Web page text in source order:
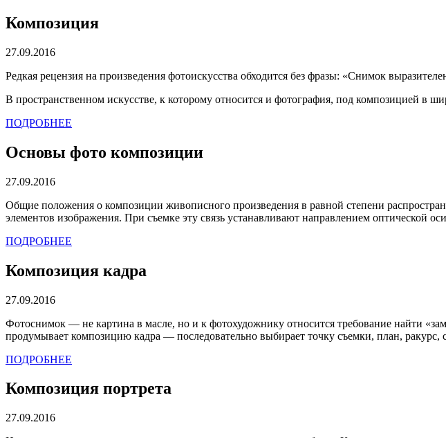
Композиция
27.09.2016
Редкая рецензия на произведения фотоискусства обходится без фразы: «Снимок
В пространственном искусстве, к которому относится и фотография, под композицией в
ПОДРОБНЕЕ
Основы фото композиции
27.09.2016
Общие положения о композиции живописного произведения в равной степени
элементов изображения. При съемке эту связь устанавливают направлением оптической
ПОДРОБНЕЕ
Композиция кадра
27.09.2016
Фотоснимок — не картина в масле, но и к фотохудожнику относится требование найти
продумывает композицию кадра — последовательно выбирает точку съемки, план, ракурс,
ПОДРОБНЕЕ
Композиция портрета
27.09.2016